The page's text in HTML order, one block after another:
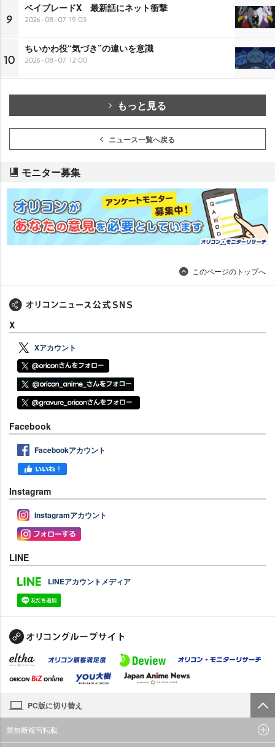
9
ベイブレードX 最新話にネット衝撃
2026-08-07 19:03
10
ちいかわ役“気づき”の違いを意識
2026-08-07 12:00
もっと見る
ニュース一覧へ戻る
モニター募集
このページのトップへ
X
Xアカウント
Facebook
Facebookアカウント
Instagram
Instagramアカウント
LINE
LINEアカウントメディア
PC版に切り替え
禁無断複写転載